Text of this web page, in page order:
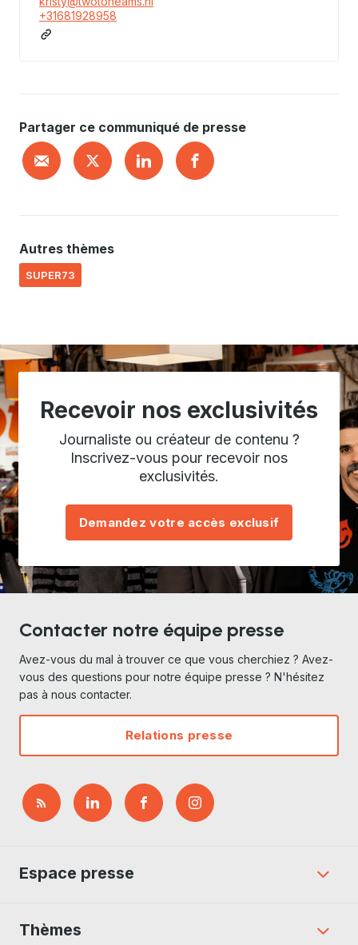
+31681928958
Partager ce communiqué de presse
Autres thèmes
SUPER73
Recevoir nos exclusivités
Journaliste ou créateur de contenu ?
Inscrivez-vous pour recevoir nos
exclusivités.
Demandez votre accès exclusif
Contacter notre équipe presse
Avez-vous du mal à trouver ce que vous cherchiez ? Avez-
vous des questions pour notre équipe presse ? N'hésitez
pas à nous contacter.
Relations presse
Espace presse
Thèmes